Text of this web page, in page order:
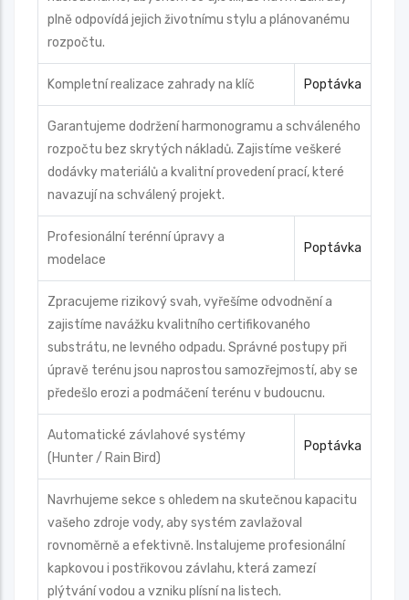
plně odpovídá jejich životnímu stylu a plánovanému
rozpočtu.
Kompletní realizace zahrady na klíč Poptávka
Garantujeme dodržení harmonogramu a schváleného
rozpočtu bez skrytých nákladů. Zajistíme veškeré
dodávky materiálů a kvalitní provedení prací, které
navazují na schválený projekt.
Profesionální terénní úpravy a
modelace
Poptávka
Zpracujeme rizikový svah, vyřešíme odvodnění a
zajistíme navážku kvalitního certifikovaného
substrátu, ne levného odpadu. Správné postupy při
úpravě terénu jsou naprostou samozřejmostí, aby se
předešlo erozi a podmáčení terénu v budoucnu.
Automatické závlahové systémy
(Hunter / Rain Bird)
Poptávka
Navrhujeme sekce s ohledem na skutečnou kapacitu
vašeho zdroje vody, aby systém zavlažoval
rovnoměrně a efektivně. Instalujeme profesionální
kapkovou i postřikovou závlahu, která zamezí
plýtvání vodou a vzniku plísní na listech.